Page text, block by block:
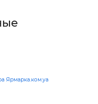
Ярмарка.ком.уа